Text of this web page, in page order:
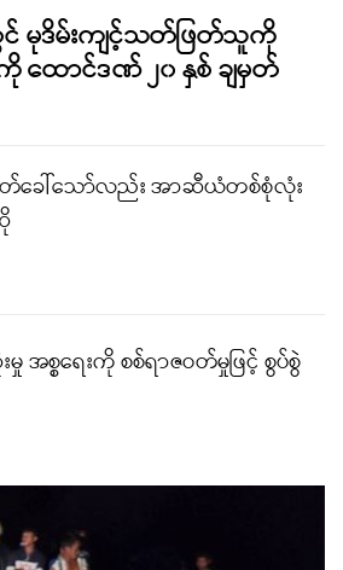
င် မုဒိမ်းကျင့်သတ်ဖြတ်သူကို
ထောင်ဒဏ် ၂၀ နှစ် ချမှတ်
ခေါ်သော်လည်း အာဆီယံတစ်စုံလုံး
စ္စရေးကို စစ်ရာဇဝတ်မှုဖြင့် စွပ်စွဲ